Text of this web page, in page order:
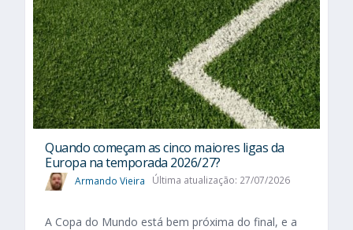
Quando começam as cinco maiores ligas da
Europa na temporada 2026/27?
Armando Vieira Última atualização: 27/07/2026
A Copa do Mundo está bem próxima do final, e a